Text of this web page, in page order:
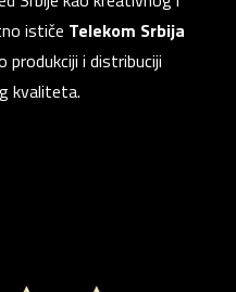
ističe Telekom Srbija
produkciji i distribuciji
kvaliteta.